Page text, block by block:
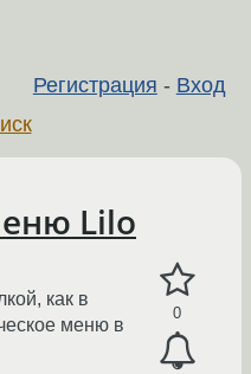
Регистрация - Вход
Lilo
0
как в
меню в